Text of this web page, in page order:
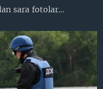
sara fotolar​...